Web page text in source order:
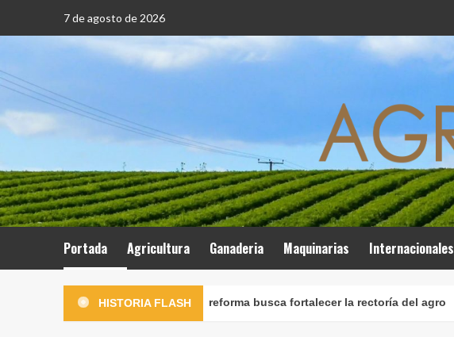
7 de agosto de 2026
Portada Agricultura Ganaderia Maquinarias Internacionales
HISTORIA FLASH
reorganizar Midagri: reforma busca fortalecer la rectoría del agro